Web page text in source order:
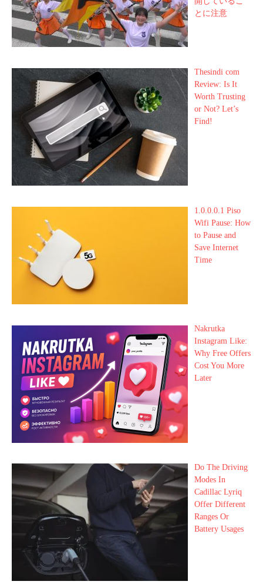
とに注意
Thesindi com
Review: Is It
Worth Trusting
or Not? Let’s
Find!
1.0.0.0.1 Piso
Wifi Pause: How
to Pause and
Save Internet
Time
Nakrutka
Instagram Like:
Why Free Offers
Cost You More
Later
Do The Driving
Modes In
Cadillac Lyriq
Offer Different
Ranges Or
Battery Usages